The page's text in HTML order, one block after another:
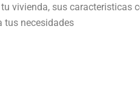
vivienda, sus caracteristicas
tus necesidades